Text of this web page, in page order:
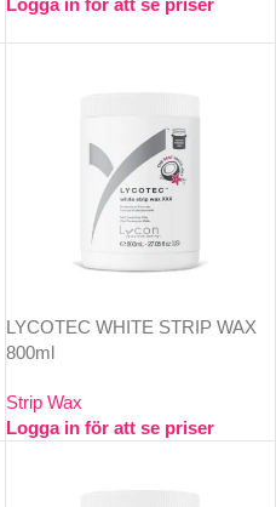
Logga in för att se priser
LYCOTEC WHITE STRIP WAX
800ml
Strip Wax
Logga in för att se priser